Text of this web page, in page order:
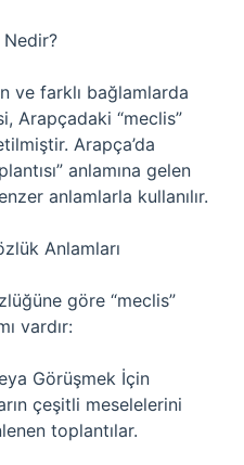
Nedir?
ve farklı bağlamlarda
Arapçadaki “meclis”
anlamına gelen
anlamlarla kullanılır.
Anlamları
göre “meclis”
vardır:
Görüşmek İçin
çeşitli meselelerini
toplantılar.